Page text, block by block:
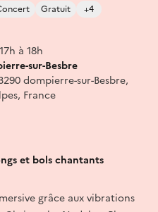
Gratuit +4
à 18h
sur-Besbre
dompierre-sur-Besbre,
France
et bols chantants
grâce aux vibrations